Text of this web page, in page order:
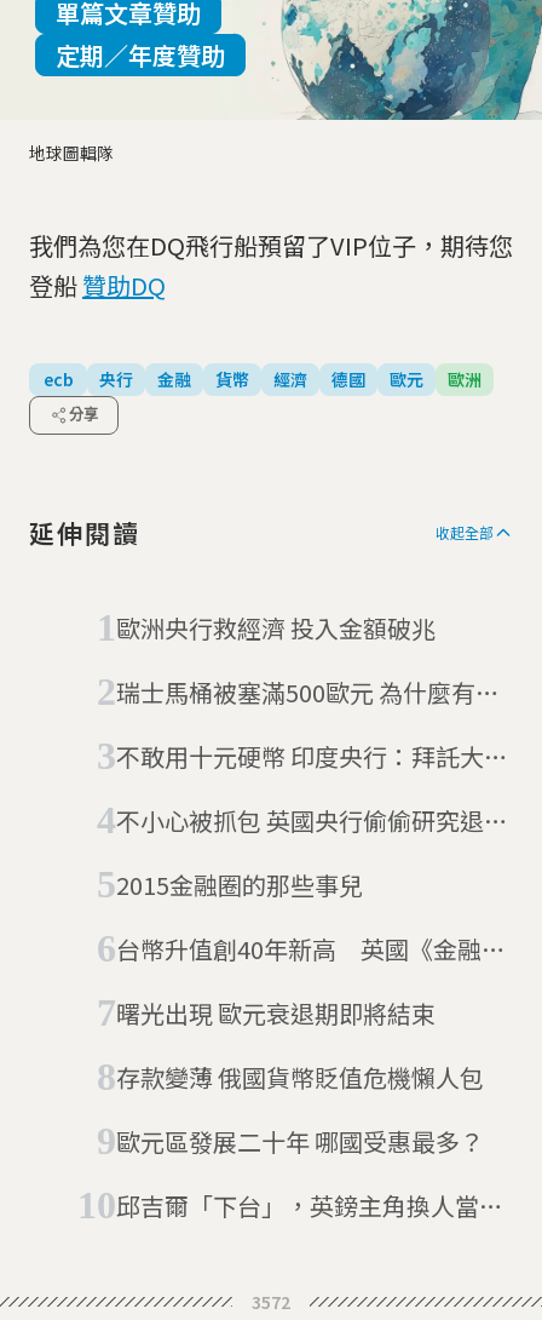
地球圖輯隊
單篇文章贊助
定期／年度贊助
我們為您在DQ飛行船預留了VIP位子，期待您
登船贊助DQ
ecb 央行 金融 貨幣 經濟 德國 歐元 歐洲
分享
延伸閱讀 收起全部
歐洲央行救經濟 投入金額破兆
瑞士馬桶被塞滿500歐元 為什麼有人
不敢用十元硬幣 印度央行：拜託大家
不小心被抓包 英國央行偷偷研究退出
2015金融圈的那些事兒
台幣升值創40年新高 英國《金融時
曙光出現 歐元衰退期即將結束
存款變薄 俄國貨幣貶值危機懶人包
歐元區發展二十年 哪國受惠最多？
邱吉爾「下台」，英鎊主角換人當！
3572